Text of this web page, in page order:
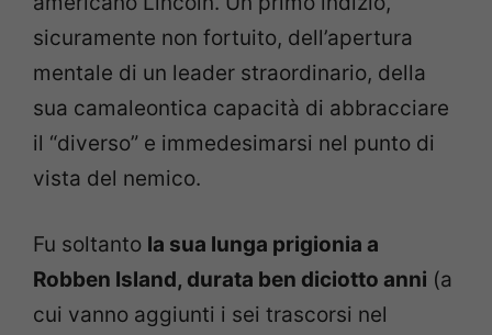
sicuramente non fortuito, dell’apertura
mentale di un leader straordinario, della
sua camaleontica capacità di abbracciare
il “diverso” e immedesimarsi nel punto di
vista del nemico.
Fu soltanto la sua lunga prigionia a
Robben Island, durata ben diciotto anni (a
cui vanno aggiunti i sei trascorsi nel